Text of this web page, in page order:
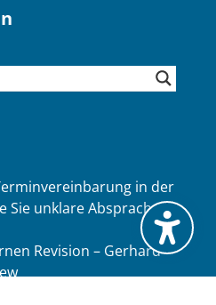
in der
Sie unklare Absprachen
Revision – Gerhard